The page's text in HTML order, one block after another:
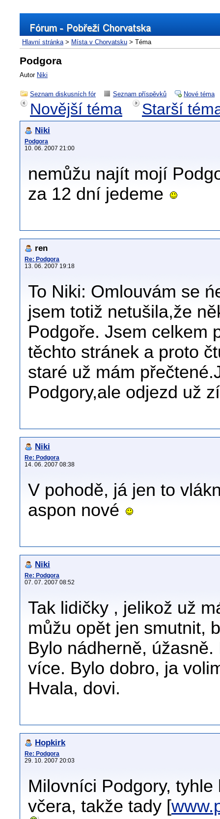
Hlavní stránka> Místa v Chorvatsku > Téma
Podgora
Autor Niki
Seznam diskusních fór Seznam příspěvků Nové téma
Novější téma Starší
Niki
Podgora
10. 06. 2007 21:00
nemůžu najít mojí
za 12 dní jedeme
ren
Re: Podgora
13. 06. 2007 19:18
To Niki: Omlouvám se
jsem totiž netušila,že
Podgoře. Jsem celkem
těchto stránek a proto
staré už mám
Podgory,ale odjezd už
Niki
Re: Podgora
14. 06. 2007 08:38
V pohodě, já jen to
aspon nové
Niki
Re: Podgora
07. 07. 2007 08:52
Tak lidičky , jelikož už
můžu opět jen smutnit,
Bylo nádherně,
více. Bylo dobro, ja
Hvala, dovi.
Hopkirk
Re: Podgora
29. 10. 2007 20:03
Milovníci Podgory,
včera, takže tady [